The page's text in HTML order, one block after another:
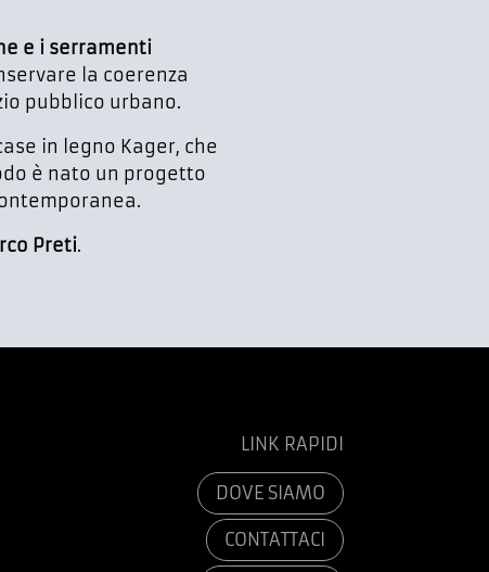
e i serramenti
la coerenza
pubblico urbano.
in legno Kager, che
è nato un progetto
Preti.
LINK RAPIDI
DOVE SIAMO
CONTATTACI